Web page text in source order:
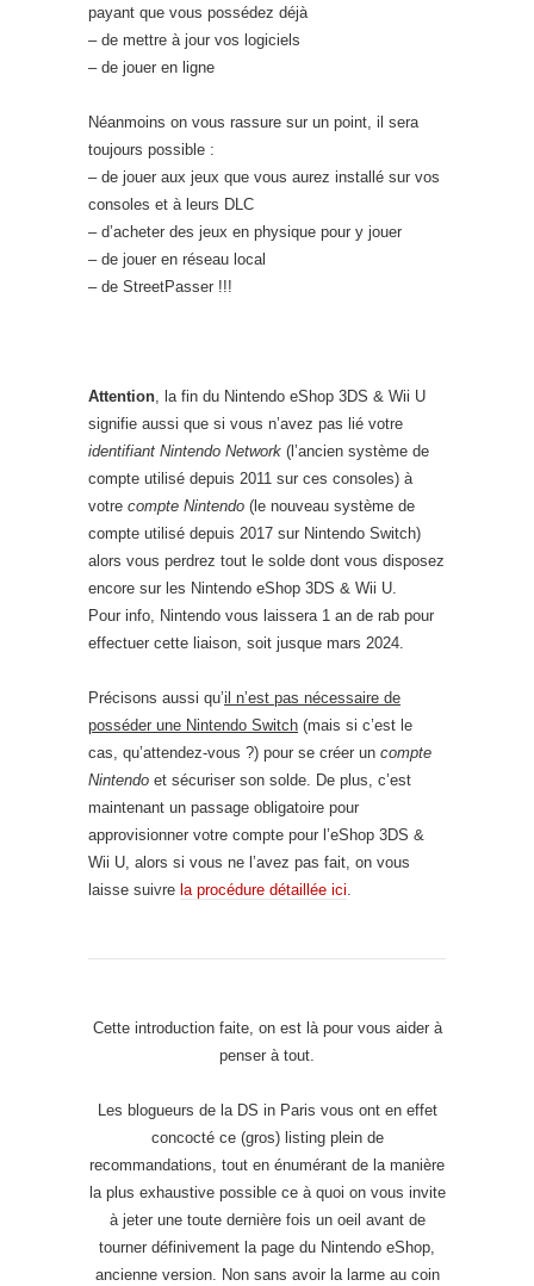
payant que vous possédez déjà
– de mettre à jour vos logiciels
– de jouer en ligne
Néanmoins on vous rassure sur un point, il sera
toujours possible :
– de jouer aux jeux que vous aurez installé sur vos
consoles et à leurs DLC
– d’acheter des jeux en physique pour y jouer
– de jouer en réseau local
– de StreetPasser !!!
Attention , la fin du Nintendo eShop 3DS & Wii U
signifie aussi que si vous n’avez pas lié votre
identifiant Nintendo Network (l’ancien système de
compte utilisé depuis 2011 sur ces consoles) à
votre compte Nintendo (le nouveau système de
compte utilisé depuis 2017 sur Nintendo Switch)
alors vous perdrez tout le solde dont vous disposez
encore sur les Nintendo eShop 3DS & Wii U.
Pour info, Nintendo vous laissera 1 an de rab pour
effectuer cette liaison, soit jusque mars 2024.
Précisons aussi qu’il n’est pas nécessaire de
posséder une Nintendo Switch (mais si c’est le
cas, qu’attendez-vous ?) pour se créer un compte
Nintendo et sécuriser son solde. De plus, c’est
maintenant un passage obligatoire pour
approvisionner votre compte pour l’eShop 3DS &
Wii U, alors si vous ne l’avez pas fait, on vous
laisse suivre la procédure détaillée ici
Cette introduction faite, on est là pour vous aider à
penser à tout.
Les blogueurs de la DS in Paris vous ont en effet
concocté ce (gros) listing plein de
recommandations, tout en énumérant de la manière
la plus exhaustive possible ce à quoi on vous invite
à jeter une toute dernière fois un oeil avant de
tourner définivement la page du Nintendo eShop,
ancienne version. Non sans avoir la larme au coin